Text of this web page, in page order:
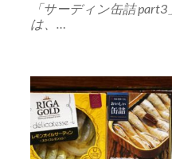
「サーディン缶詰
は、…